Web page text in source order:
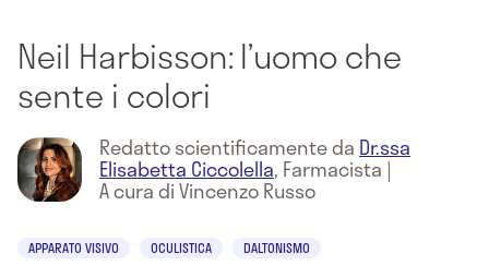
Neil Harbisson: l’uomo che
sente i colori
Redatto scientificamente da Dr.ssa
Elisabetta Ciccolella, Farmacista |
A cura di Vincenzo Russo
APPARATO VISIVO OCULISTICA DALTONISMO